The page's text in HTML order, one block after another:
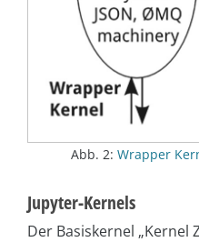
Abb. 2: Wrapper
Jupyter-Kernels
Der Basiskernel „Kernel